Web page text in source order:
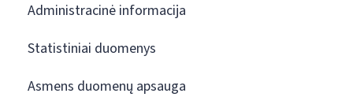
Administracinė informacija
Statistiniai duomenys
Asmens duomenų apsauga